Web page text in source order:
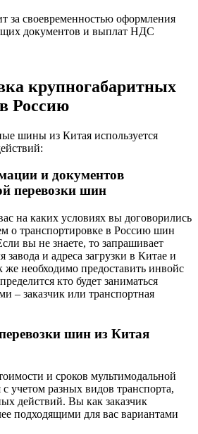
за своевременностью оформления
документов и выплат НДС
крупногабаритных
Россию
шины из Китая используется
и документов
перевозки шин
на каких условиях вы договорились
о транспортировке в Россию шин
вы не знаете, то запрашивает
завода и адреса загрузки в Китае и
же необходимо предоставить инвойс
кто будет заниматься
– заказчик или транспортная
шин из Китая
и сроков мультимодальной
учетом разных видов транспорта,
действий. Вы как заказчик
подходящими для вас вариантами